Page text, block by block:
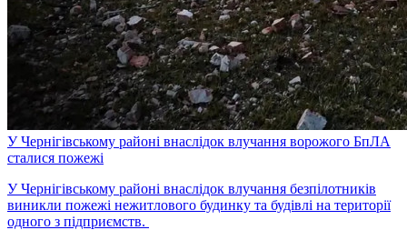
У Чернігівському районі внаслідок влучання ворожого БпЛА
сталися пожежі
У Чернігівському районі внаслідок влучання безпілотників
виникли пожежі нежитлового будинку та будівлі на території
одного з підприємств.